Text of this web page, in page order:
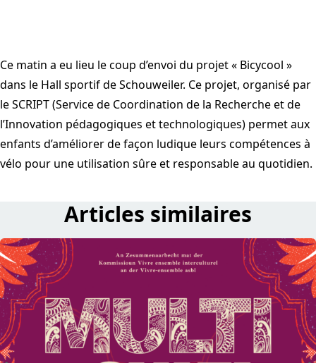
Ce matin a eu lieu le coup d’envoi du projet « Bicycool »
dans le Hall sportif de Schouweiler. Ce projet, organisé par
le SCRIPT (Service de Coordination de la Recherche et de
l’Innovation pédagogiques et technologiques) permet aux
enfants d’améliorer de façon ludique leurs compétences à
vélo pour une utilisation sûre et responsable au quotidien.
Articles similaires
read Multiculti 2026